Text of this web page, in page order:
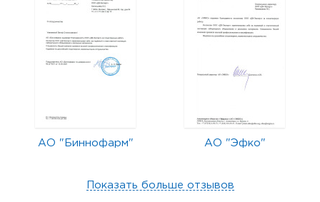
АО "Биннофарм" АО "Эфко"
Показать больше отзывов